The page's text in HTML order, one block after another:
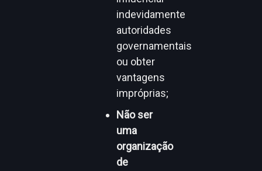
indevidamente
autoridades
governamentais
ou obter
vantagens
impróprias;
Não ser
uma
organização
de